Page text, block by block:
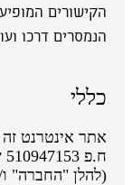
הקישורים
הנמסרים דרכו ועוד.
כללי
אתר אינטרנט זה
(להלן "החברה" ו/